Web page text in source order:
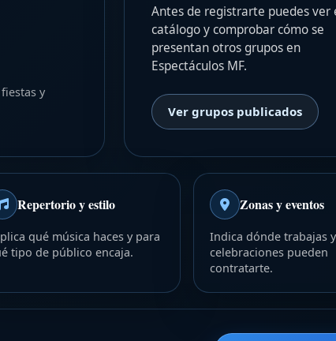
y
Antes de registrarte puedes ver
catálogo y comprobar cómo se
presentan otros grupos en
Espectáculos MF.
Ver grupos publicados
Repertorio y estilo
qué música haces y para
tipo de público encaja.
Zonas y eventos
Indica dónde trabajas
celebraciones pueden
contratarte.